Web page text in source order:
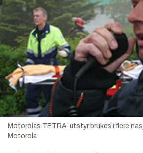
Motorolas TETRA-utstyr brukes i flere
Motorola